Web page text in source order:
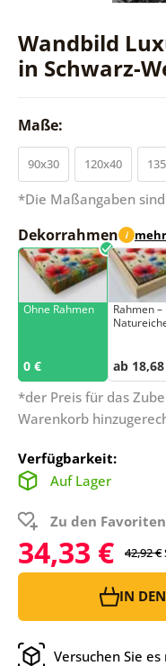
Wandbild
in Schwarz-
Maße:
90x30 120x40
*Die Maßangaben
Dekorrahmen i
Ohne Rahmen
0 €
Rahmen –
ab
*der Preis für das
Warenkorb
Verfügbarkeit:
Auf Lager
Zu den
34,33 € 42,92 €
IN
Versuchen Sie